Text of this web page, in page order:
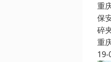
重
保
碎
重
19-